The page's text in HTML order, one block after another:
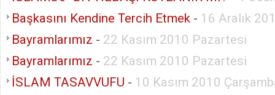
Başkasını Kendine Tercih Etmek - 16 Aralık
Bayramlarımız - 22 Kasım 2010 Pazartesi
Bayramlarımız - 22 Kasım 2010 Pazartesi
İSLAM TASAVVUFU - 10 Kasım 2010